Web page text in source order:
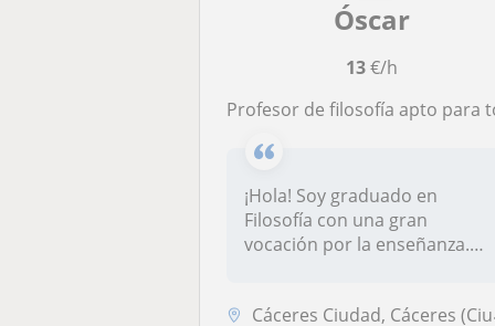
Óscar
13€/h
Profesor de filosofía apto para todas las
¡Hola! Soy graduado en
Filosofía con una gran
vocación por la enseñanza.
Cáceres Ciudad, Cáceres (Ciudad)